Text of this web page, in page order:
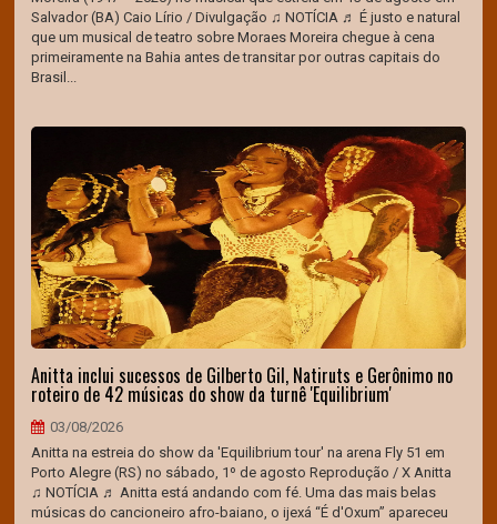
Salvador (BA) Caio Lírio / Divulgação ♫ NOTÍCIA ♬ É justo e natural
que um musical de teatro sobre Moraes Moreira chegue à cena
primeiramente na Bahia antes de transitar por outras capitais do
Brasil...
Anitta inclui sucessos de Gilberto Gil, Natiruts e Gerônimo no
roteiro de 42 músicas do show da turnê 'Equilibrium'
03/08/2026
Anitta na estreia do show da 'Equilibrium tour' na arena Fly 51 em
Porto Alegre (RS) no sábado, 1º de agosto Reprodução / X Anitta
♫ NOTÍCIA ♬ Anitta está andando com fé. Uma das mais belas
músicas do cancioneiro afro-baiano, o ijexá “É d'Oxum” apareceu